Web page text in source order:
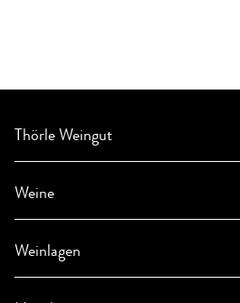
Thörle Weingut
Weingut
Geschichte
Auszeichnungen
Handwerk
Weine
Klassifikation
Gutsweine
Weinlagen